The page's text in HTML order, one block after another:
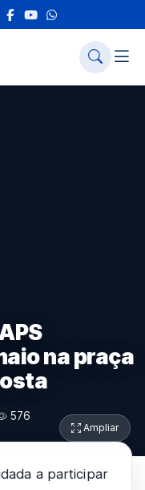
na praça
576
Ampliar
a participar